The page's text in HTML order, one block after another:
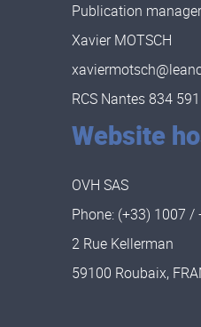
Publication
Xavier MOTSCH
RCS Nantes 834
Website
OVH SAS
Phone: (+33) 1007
2 Rue Kellerman
59100 Roubaix,